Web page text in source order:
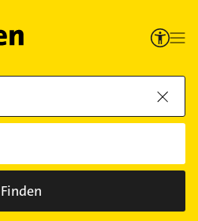
Finden